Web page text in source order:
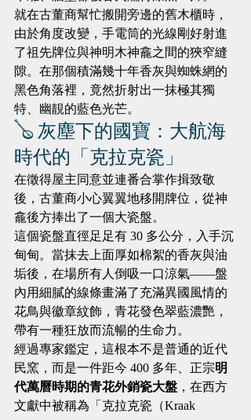
就在古董商幫忙搬開旁邊的舊木櫃時，
由於角度改變，手電筒的光線剛好射進
了祖先牌位與神明木神龕之間的狹窄縫
隙。在那個積滿幾十年香灰與蜘蛛網的
黑色角落裡，竟然折射出一抹極其獨
特、幽靚的藍色光芒。
🪕 灰塵下的國寶：大航海
時代的「克拉克瓷」
在徵得屋主同意並連番合掌作揖致敬
後，古董商小心翼翼地移開牌位，從神
龕後方捧出了一個大瓷盤。
這個瓷盤直徑足足有 30 多公分，入手沉
甸甸。當抹去上面厚如棉絮的香灰與油
垢後，在場所有人倒吸一口涼氣——盤
內用細膩的線條畫滿了充滿異國風情的
花鳥與徽章紋飾，青花發色翠藍濃艷，
帶有一種狂放而流暢的生命力。
經過專家鑑定，這根本不是普通的近代
民窯，而是一件距今 400 多年、正宗明
代萬曆時期的青花外銷瓷大盤 ，在西方
文獻中被稱為「克拉克瓷（Kraak